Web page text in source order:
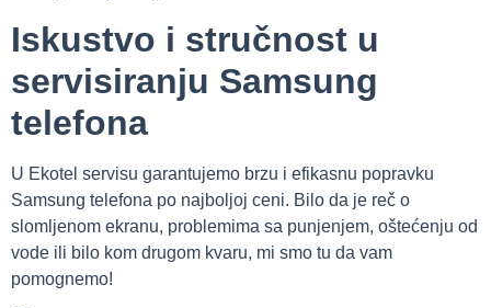
Iskustvo i stručnost u
servisiranju Samsung
telefona
U Ekotel servisu garantujemo brzu i efikasnu popravku
Samsung telefona po najboljoj ceni. Bilo da je reč o
slomljenom ekranu, problemima sa punjenjem, oštećenju od
vode ili bilo kom drugom kvaru, mi smo tu da vam
pomognemo!